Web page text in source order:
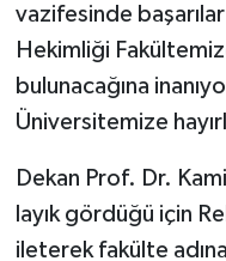
vazifesinde
Hekimliği
bulunacağına
Üniversitemize
Dekan Prof. Dr.
layık gördüğü için
ileterek fakülte